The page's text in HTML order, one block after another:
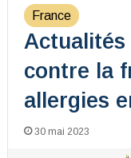
France
contre la
allergies
30 mai 2023